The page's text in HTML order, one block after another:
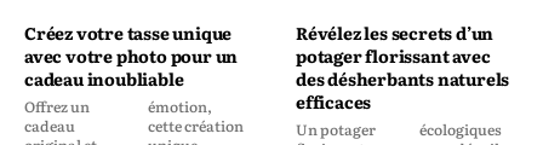
Créez votre tasse unique
avec votre photo pour un
cadeau inoubliable
Offrez un
cadeau
émotion,
cette création
Révélez les secrets d’un
potager florissant avec
des désherbants naturels
efficaces
Un potager
écologiques